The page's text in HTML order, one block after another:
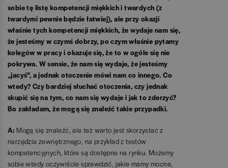
sobie tę listę kompetencji miękkich i twardych (z
twardymi pewnie będzie łatwiej), ale przy okazji
właśnie tych kompetencji miękkich, że wydaje nam się,
że jesteśmy w czymś dobrzy, po czym właśnie pytamy
kolegów w pracy i okazuje się, że to w ogóle się nie
pokrywa. W sensie, że nam się wydaje, że jesteśmy
„jacyś”, a jednak otoczenie mówi nam co innego. Co
wtedy? Czy bardziej słuchać otoczenia, czy jednak
skupić się na tym, co nam się wydaje i jak to zderzyć?
Bo zakładam, że mogą się znaleźć takie przypadki.
A: Mogą się znaleźć, ale też warto jest skorzystać z
narzędzia zewnętrznego, na przykład z testów
kompetencyjnych, które są dostępne na rynku. Możemy
sobie wtedy oczywiście sprawdzić, jakie mamy mocne,